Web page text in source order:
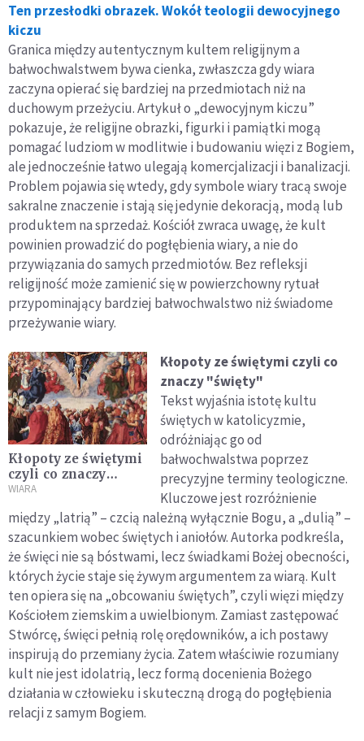
Ten przesłodki obrazek. Wokół teologii dewocyjnego
kiczu
Granica między autentycznym kultem religijnym a
bałwochwalstwem bywa cienka, zwłaszcza gdy wiara
zaczyna opierać się bardziej na przedmiotach niż na
duchowym przeżyciu. Artykuł o „dewocyjnym kiczu”
pokazuje, że religijne obrazki, figurki i pamiątki mogą
pomagać ludziom w modlitwie i budowaniu więzi z Bogiem,
ale jednocześnie łatwo ulegają komercjalizacji i banalizacji.
Problem pojawia się wtedy, gdy symbole wiary tracą swoje
sakralne znaczenie i stają się jedynie dekoracją, modą lub
produktem na sprzedaż. Kościół zwraca uwagę, że kult
powinien prowadzić do pogłębienia wiary, a nie do
przywiązania do samych przedmiotów. Bez refleksji
religijność może zamienić się w powierzchowny rytuał
przypominający bardziej bałwochwalstwo niż świadome
przeżywanie wiary.
Kłopoty ze świętymi
czyli co znaczy
"święty"
WIARA
Kłopoty ze świętymi czyli co
znaczy "święty"
Tekst wyjaśnia istotę kultu
świętych w katolicyzmie,
odróżniając go od
bałwochwalstwa poprzez
precyzyjne terminy teologiczne.
Kluczowe jest rozróżnienie
między „latrią” – czcią należną wyłącznie Bogu, a „dulią” –
szacunkiem wobec świętych i aniołów. Autorka podkreśla,
że święci nie są bóstwami, lecz świadkami Bożej obecności,
których życie staje się żywym argumentem za wiarą. Kult
ten opiera się na „obcowaniu świętych”, czyli więzi między
Kościołem ziemskim a uwielbionym. Zamiast zastępować
Stwórcę, święci pełnią rolę orędowników, a ich postawy
inspirują do przemiany życia. Zatem właściwie rozumiany
kult nie jest idolatrią, lecz formą docenienia Bożego
działania w człowieku i skuteczną drogą do pogłębienia
relacji z samym Bogiem.